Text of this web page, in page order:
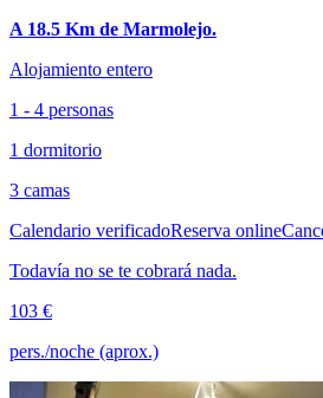
A 18.5 Km de Marmolejo.
Alojamiento entero
1 - 4 personas
1 dormitorio
3 camas
Calendario verificadoReserva online
Todavía no se te cobrará nada.
103 €
pers./noche (aprox.)